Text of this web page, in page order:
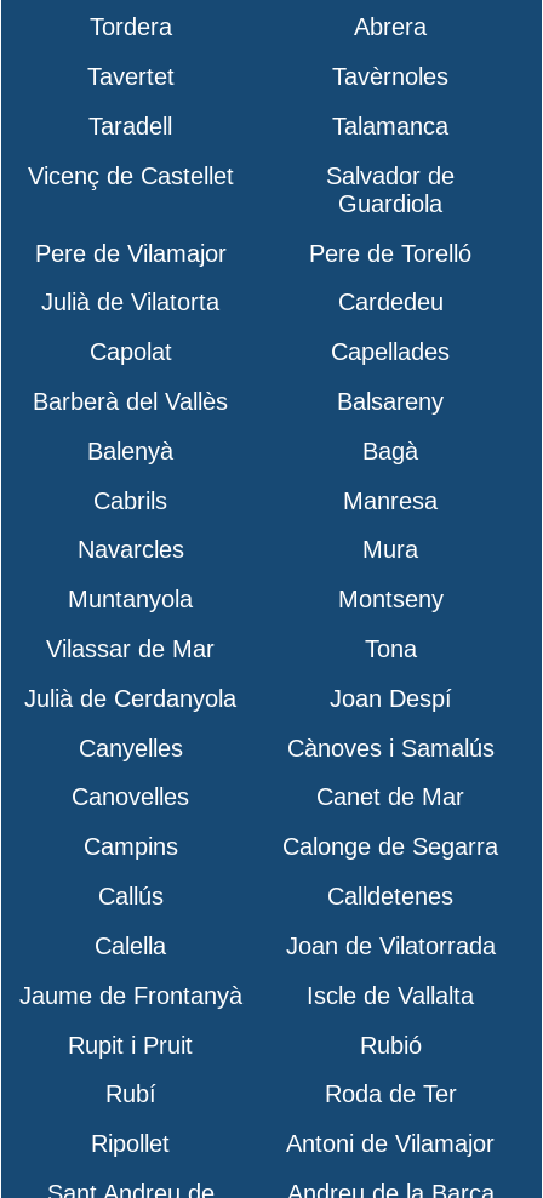
Tordera
Abrera
Tavertet
Tavèrnoles
Taradell
Talamanca
Vicenç de Castellet
Salvador de
Guardiola
Pere de Vilamajor
Pere de Torelló
Julià de Vilatorta
Cardedeu
Capolat
Capellades
Barberà del Vallès
Balsareny
Balenyà
Bagà
Cabrils
Manresa
Navarcles
Mura
Muntanyola
Montseny
Vilassar de Mar
Tona
Julià de Cerdanyola
Joan Despí
Canyelles
Cànoves i Samalús
Canovelles
Canet de Mar
Campins
Calonge de Segarra
Callús
Calldetenes
Calella
Joan de Vilatorrada
Jaume de Frontanyà
Iscle de Vallalta
Rupit i Pruit
Rubió
Rubí
Roda de Ter
Ripollet
Antoni de Vilamajor